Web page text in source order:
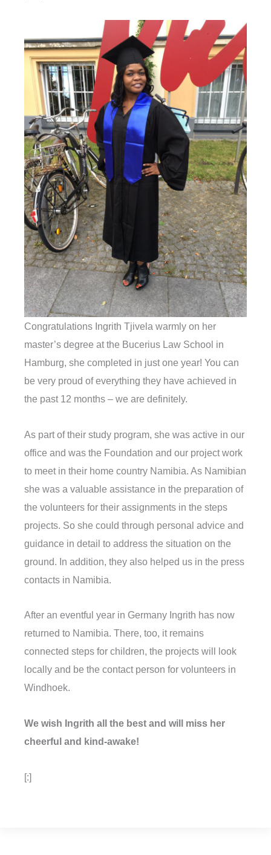
Congratulations Ingrith Tjivela warmly on her
master’s degree at the Bucerius Law School in
Hamburg, she completed in just one year! You can
be very proud of everything they have achieved in
the past 12 months – we are definitely.
As part of their study program, she was active in our
office and was the Foundation and our project work
to meet in their home country Namibia. As Namibian
she was a valuable assistance in the preparation of
the volunteers for their assignments in the steps
projects. So she could through personal advice and
guidance in detail to address the situation on the
ground. In addition, they also helped us in the press
contacts in Namibia.
After an eventful year in Germany Ingrith has now
returned to Namibia. There, too, it remains
connected steps for children, the projects will look
locally and be the contact person for volunteers in
Windhoek.
We wish Ingrith all the best and will miss her
cheerful and kind-awake!
[:]